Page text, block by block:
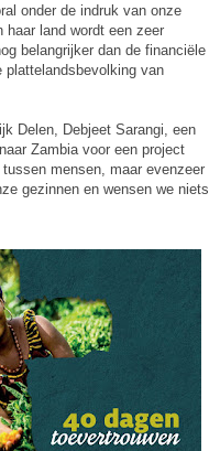
onder de indruk van onze
land wordt een zeer
belangrijker dan de financiële
plattelandsbevolking van
Delen, Debjeet Sarangi, een
Zambia voor een project
mensen, maar evenzeer
gezinnen en wensen we niets